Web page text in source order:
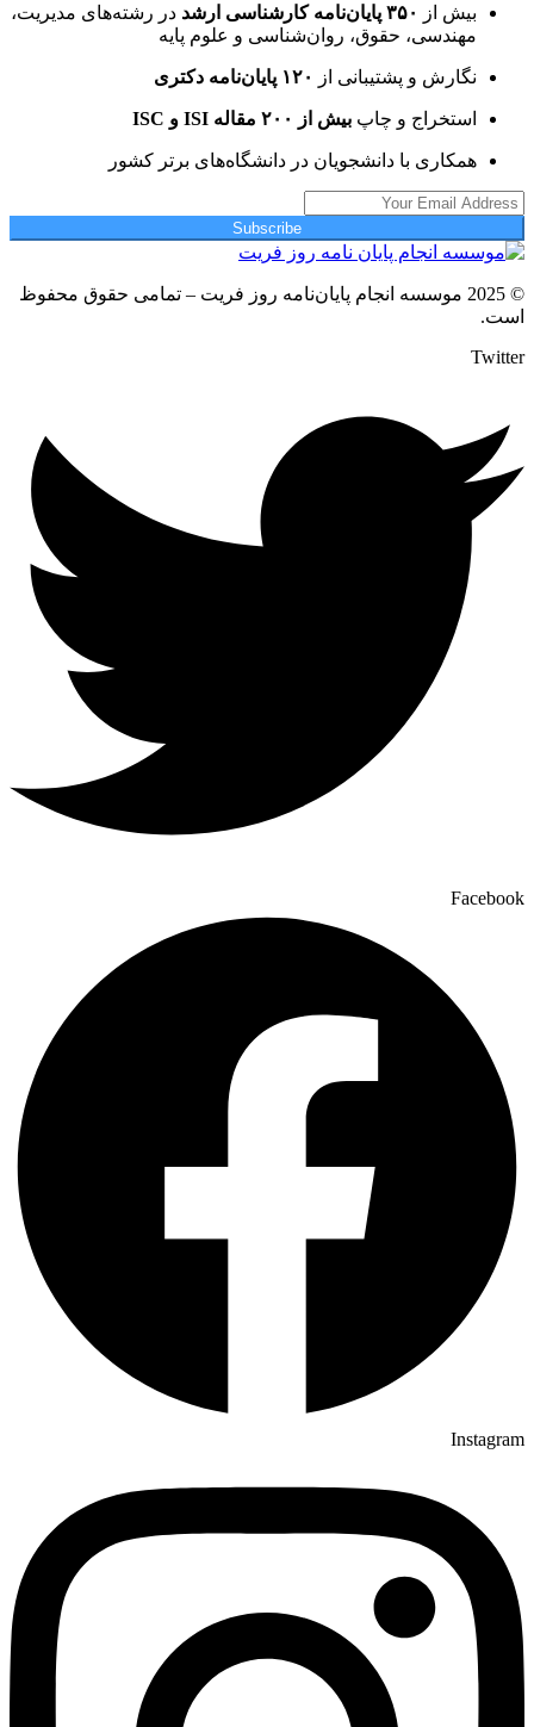
بیش از ۳۵۰ پایان‌نامه کارشناسی ارشد
در رشته‌های مدیریت،
مهندسی، حقوق، روان‌شناسی و علوم پایه
نگارش و پشتیبانی از ۱۲۰ پایان‌نامه دکتری
استخراج و چاپ بیش از ۲۰۰ مقاله ISI و ISC
همکاری با دانشجویان در دانشگاه‌های برتر کشور
Subscribe
© 2025 موسسه انجام پایان‌نامه روز فریت – تمامی حقوق محفوظ
است.
Twitter
Facebook
Instagram